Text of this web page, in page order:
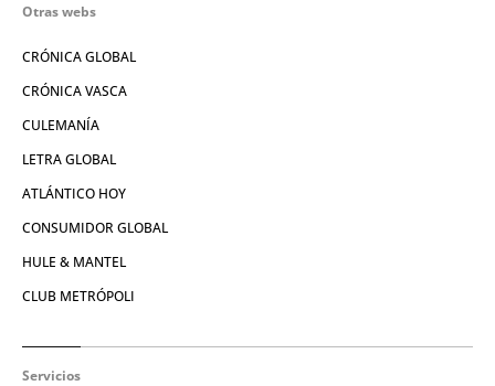
Otras webs
CRÓNICA GLOBAL
CRÓNICA VASCA
CULEMANÍA
LETRA GLOBAL
ATLÁNTICO HOY
CONSUMIDOR GLOBAL
HULE & MANTEL
CLUB METRÓPOLI
Servicios